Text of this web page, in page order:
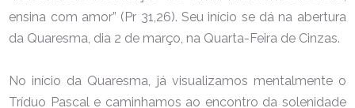
ensina com amor” (Pr 31,26). Seu início se dá na abertura
da Quaresma, dia 2 de março, na Quarta-Feira de Cinzas.
No início da Quaresma, já visualizamos mentalmente o
Tríduo Pascal e caminhamos ao encontro da solenidade